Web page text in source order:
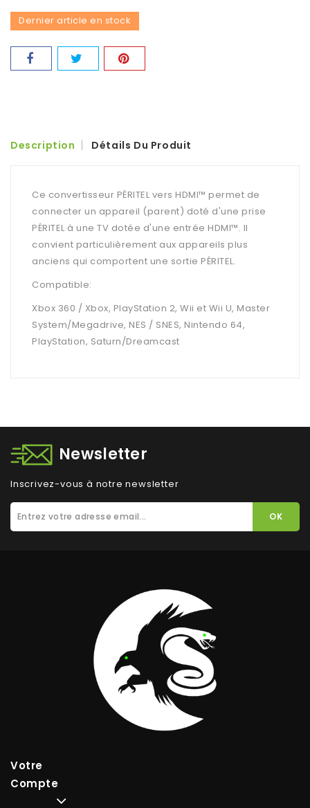
Dernier article en stock
Description Détails Du Produit
Ce convertisseur PÉRITEL vers HDMI™ permet de
connecter un appareil (parent) doté d'une prise
PÉRITEL à une TV dotée d'une entrée HDMI™. Il
convient particulièrement aux appareils plus
anciens qui comportent une sortie PÉRITEL.
Compatible:
Xbox 360 / Xbox, PlayStation 2, Wii et Wii U, Master
System/Megadrive, NES / SNES, Nintendo 64,
PlayStation, Saturn/Dreamcast
Newsletter
Inscrivez-vous à notre newsletter
Votre
Compte